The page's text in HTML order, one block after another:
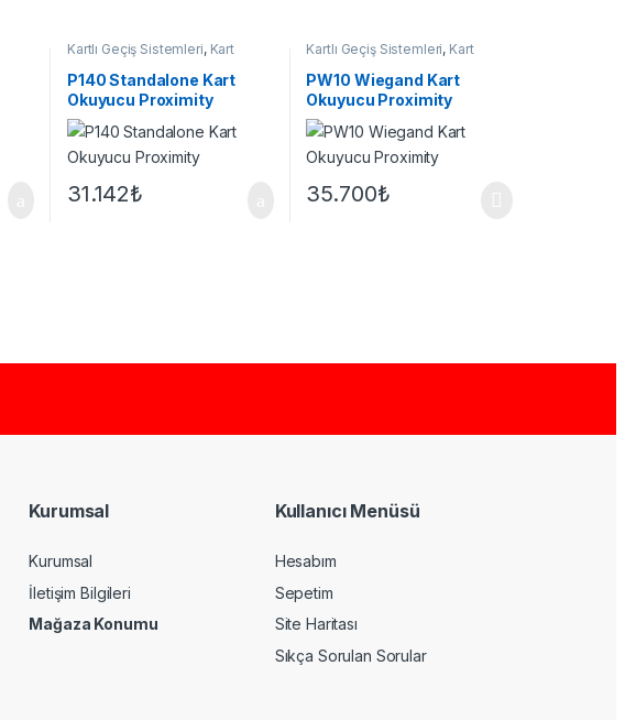
Kartlı Geçiş Sistemleri, Kart
Okuyucu
P140 Standalone Kart
Okuyucu Proximity
31.142₺
Kartlı Geçiş Sistemleri, Kart
Okuyucu
PW10 Wiegand Kart
Okuyucu Proximity
35.700₺
Kurumsal
Kurumsal
İletişim Bilgileri
Mağaza Konumu
Kullanıcı Menüsü
Hesabım
Sepetim
Site Haritası
Sıkça Sorulan Sorular